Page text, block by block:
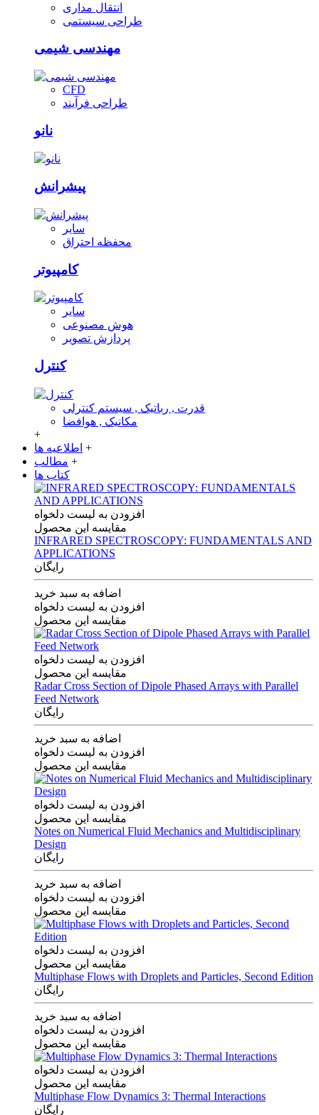
انتقال مداری
طراحی سیستمی
مهندسی شیمی
CFD
طراحی فرآیند
نانو
پیشرانش
سایر
محفظه احتراق
کامپیوتر
سایر
هوش مصنوعی
پردازش تصویر
کنترل
قدرت , رباتیک , سیستم کنترلی
مکانیک , هوافضا
+
اطلاعیه ها +
مطالب +
کتاب ها
افزودن به لیست دلخواه
مقایسه این محصول
INFRARED SPECTROSCOPY: FUNDAMENTALS AND
APPLICATIONS
رایگان
اضافه به سبد خرید
افزودن به لیست دلخواه
مقایسه این محصول
افزودن به لیست دلخواه
مقایسه این محصول
Radar Cross Section of Dipole Phased Arrays with Parallel
Feed Network
رایگان
اضافه به سبد خرید
افزودن به لیست دلخواه
مقایسه این محصول
افزودن به لیست دلخواه
مقایسه این محصول
Notes on Numerical Fluid Mechanics and Multidisciplinary
Design
رایگان
اضافه به سبد خرید
افزودن به لیست دلخواه
مقایسه این محصول
افزودن به لیست دلخواه
مقایسه این محصول
Multiphase Flows with Droplets and Particles, Second Edition
رایگان
اضافه به سبد خرید
افزودن به لیست دلخواه
مقایسه این محصول
افزودن به لیست دلخواه
مقایسه این محصول
Multiphase Flow Dynamics 3: Thermal Interactions
رایگان